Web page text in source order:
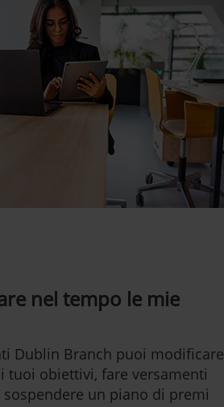
nel tempo le mie
Dublin Branch puoi modificare
tuoi obiettivi, fare versamenti
un piano di premi